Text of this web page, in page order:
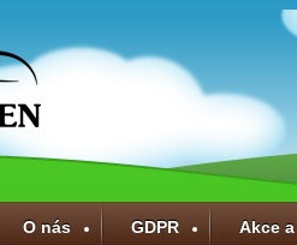
O nás GDPR Akce